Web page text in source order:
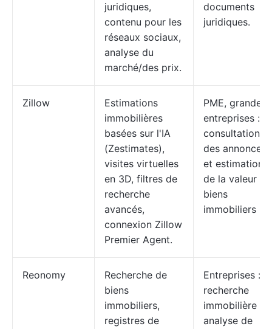
juridiques,
contenu pour les
réseaux sociaux,
analyse du
marché/des prix.
documents
juridiques.
Zillow
Estimations
immobilières
basées sur l'IA
(Zestimates),
visites virtuelles
en 3D, filtres de
recherche
avancés,
connexion Zillow
Premier Agent.
PME, grandes
entreprises :
consultation
des annonces
et estimations
de la valeur
biens
immobiliers
Reonomy
Recherche de
biens
immobiliers,
registres de
Entreprises :
recherche
immobilière et
analyse de